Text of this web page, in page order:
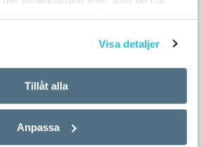
använt deras tjänster.
Visa detaljer
Tillåt alla
Anpassa